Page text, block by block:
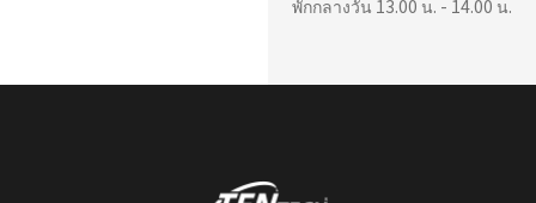
พักกลางวัน 13.00 น. - 14.00 น.